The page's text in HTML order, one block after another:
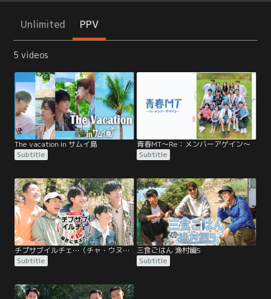
Unlimited PPV
5 videos
The vacation in サムイ島
Subtitle
青春MT～Re：メンバーアゲイン～
Subtitle
チプサブイルチェ…（チャ・ウヌ特集）
Subtitle
三食ごはん 漁村編5
Subtitle